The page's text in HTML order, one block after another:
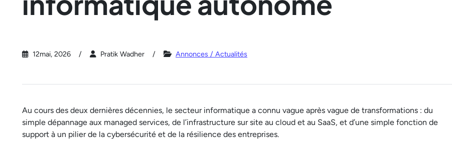
12mai, 2026 Pratik Wadher Annonces / Actualités
Au cours des deux dernières décennies, le secteur informatique a connu vague après vague de transformations : du
simple dépannage aux managed services, de l’infrastructure sur site au cloud et au SaaS, et d’une simple fonction de
support à un pilier de la cybersécurité et de la résilience des entreprises.